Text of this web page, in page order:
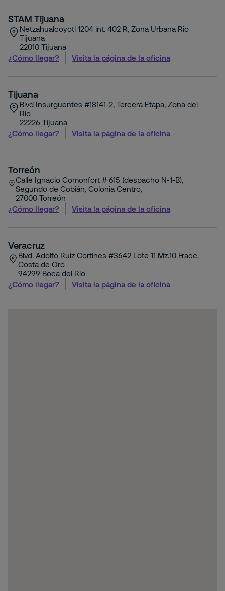
STAM Tijuana
Netzahualcoyotl 1204 int. 402 R, Zona Urbana Rio
Tijuana
22010 Tijuana
¿Cómo llegar?
Visita la página de la oficina
Tijuana
Blvd Insurguentes #18141-2, Tercera Etapa, Zona del
Rio
22226 Tijuana
¿Cómo llegar?
Visita la página de la oficina
Torreón
Calle Ignacio Comonfort # 615 (despacho N-1-B),
Segundo de Cobián, Colonia Centro,
27000 Torreón
¿Cómo llegar?
Visita la página de la oficina
Veracruz
Blvd. Adolfo Ruiz Cortines #3642 Lote 11 Mz.10 Fracc.
Costa de Oro
94299 Boca del Río
¿Cómo llegar?
Visita la página de la oficina